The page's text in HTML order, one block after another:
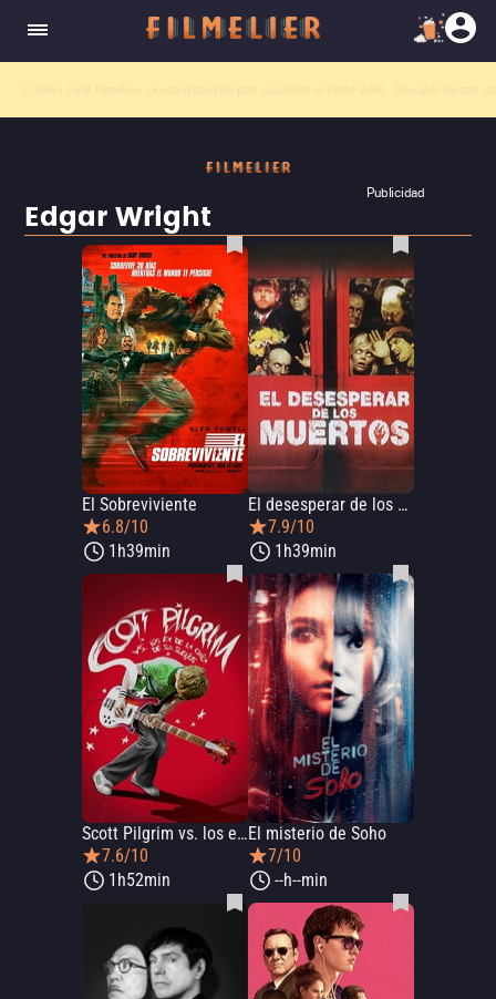
Publicidad
Edgar Wright
El Sobreviviente
6.8/10
1h39min
El desesperar de los muertos
7.9/10
1h39min
Scott Pilgrim vs. los ex de la chica de sus sueños
7.6/10
1h52min
El misterio de Soho
7/10
--h--min